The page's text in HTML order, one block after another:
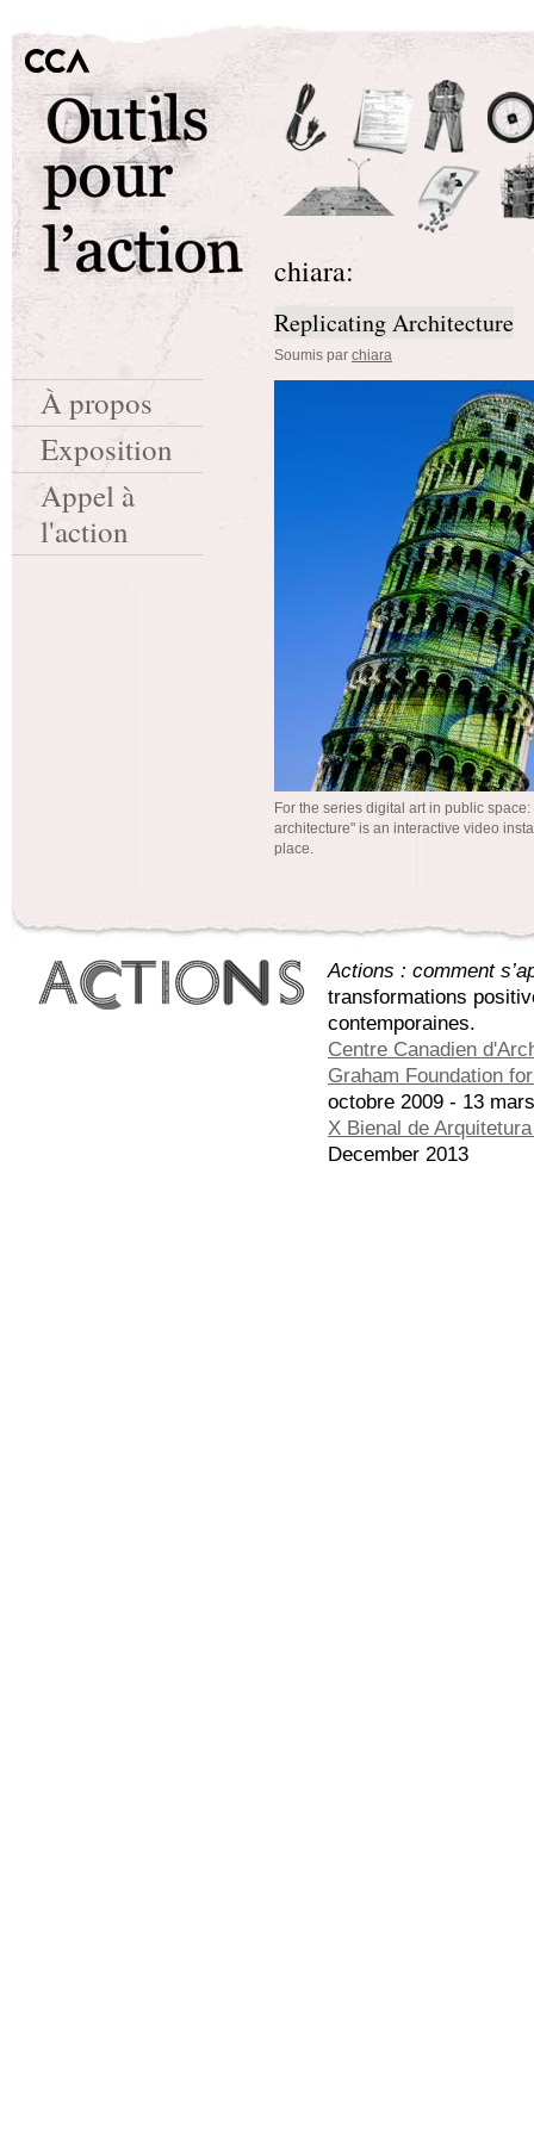
chiara:
Replicating Architecture
Soumis par chiara
For the series digital art in public
architecture" is an interactive video
place.
À propos
Exposition
Appel à
l'action
Actions : comment
transformations
contemporaines.
Centre Canadien
Graham Foundation
octobre 2009 - 13
X Bienal de
December 2013